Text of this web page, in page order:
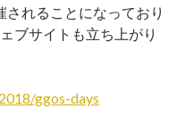
れることになっており
ブサイトも立ち上がり
ggos-days